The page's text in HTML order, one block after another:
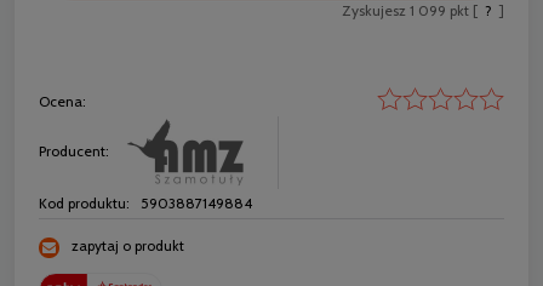
Zyskujesz 1 099 pkt [ ? ]
Ocena:
Producent:
Kod produktu: 5903887149884
zapytaj o produkt